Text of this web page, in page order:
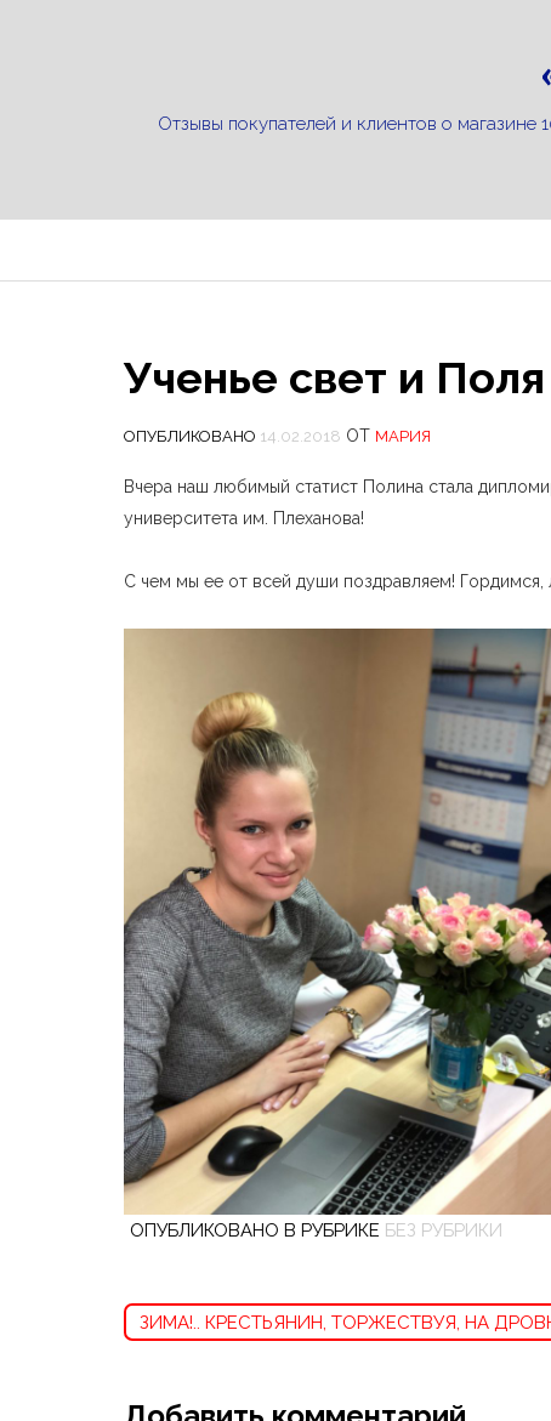
Отзывы покупателей и клиентов о
Ученье свет и
ОПУБЛИКОВАНО 14.02.2018 ОТ МАРИЯ
Вчера наш любимый статист Полина стала
университета им. Плеханова!
С чем мы ее от всей души поздравляем! Гордимся,
ОПУБЛИКОВАНО В РУБРИКЕ БЕЗ РУБРИКИ
по
ЗИМА!.. КРЕСТЬЯНИН, ТОРЖЕСТВУЯ, НА